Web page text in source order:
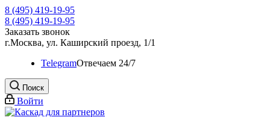
8 (495) 419-19-95
8 (495) 419-19-95
Заказать звонок
г.Москва, ул. Каширский проезд, 1/1
TelegramOтвечаем 24/7
Поиск
Войти